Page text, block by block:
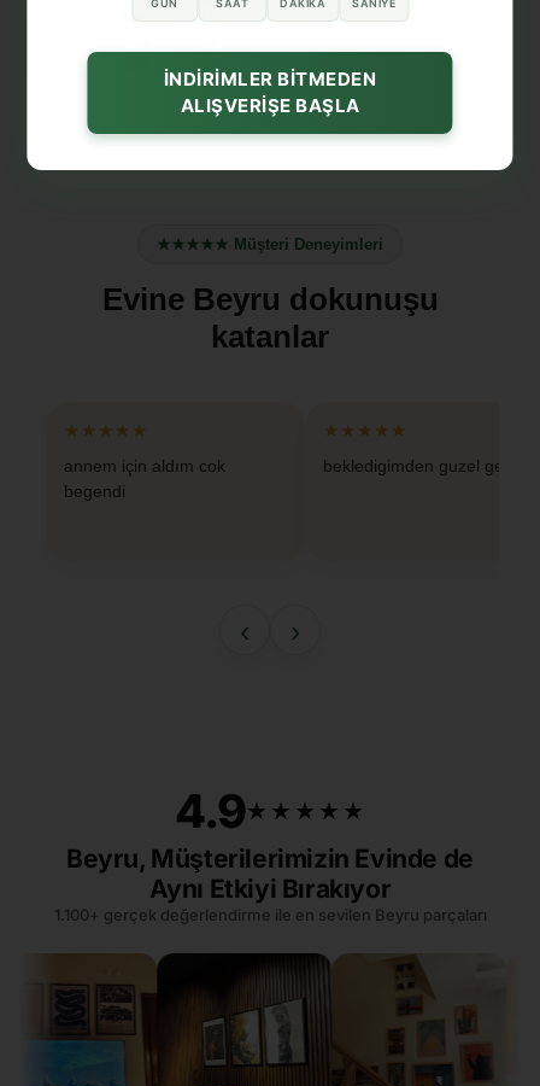
2500₺üzeri%15
üzeri %30
★★★★★ Müşteri Deneyimleri
Evine Beyru dokunuşu
katanlar
★★★★★
annem için aldım cok
begendi
★★★★★
bekledigimden guzel geldi
‹ ›
4.9★★★★★
★★★★★
Beyru, Müşterilerimizin Evinde de
Aynı Etkiyi Bırakıyor
1.100+ gerçek değerlendirme ile en sevilen Beyru parçaları
İNDİRİMLER BİTMEDEN
ALIŞVERİŞE BAŞLA